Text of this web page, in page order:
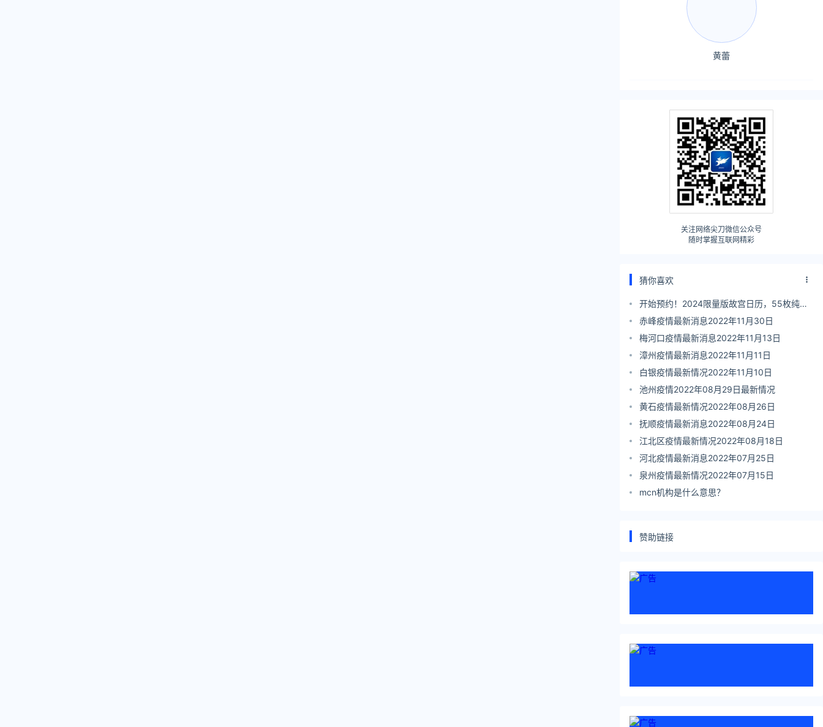
黄蕾
关注网络尖刀微信公众号
随时掌握互联网精彩
猜你喜欢
开始预约！2024限量版故宫日历，55枚纯手
工盖章，我们为你找来了
赤峰疫情最新消息2022年11月30日
梅河口疫情最新消息2022年11月13日
漳州疫情最新消息2022年11月11日
白银疫情最新情况2022年11月10日
池州疫情2022年08月29日最新情况
黄石疫情最新情况2022年08月26日
抚顺疫情最新消息2022年08月24日
江北区疫情最新情况2022年08月18日
河北疫情最新消息2022年07月25日
泉州疫情最新情况2022年07月15日
mcn机构是什么意思？
赞助链接